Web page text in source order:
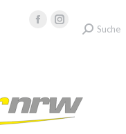
Facebook
new
window
Instagram
new
window
Search:
Suche